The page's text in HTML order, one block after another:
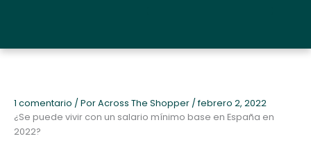
1 comentario / PorAcross The Shopper / febrero 2, 2022
¿Se puede vivir con un salario mínimo base en España en
2022?